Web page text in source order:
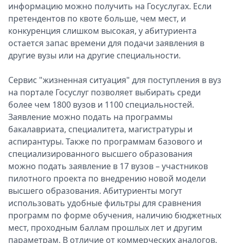
информацию можно получить на Госуслугах. Если
претендентов по квоте больше, чем мест, и
конкуренция слишком высокая, у абитуриента
остается запас времени для подачи заявления в
другие вузы или на другие специальности.
Сервис "жизненная ситуация" для поступления в вуз
на портале Госуслуг позволяет выбирать среди
более чем 1800 вузов и 1100 специальностей.
Заявление можно подать на программы
бакалавриата, специалитета, магистратуры и
аспирантуры. Также по программам базового и
специализированного высшего образования
можно подать заявление в 17 вузов – участников
пилотного проекта по внедрению новой модели
высшего образования. Абитуриенты могут
использовать удобные фильтры для сравнения
программ по форме обучения, наличию бюджетных
мест, проходным баллам прошлых лет и другим
параметрам. В отличие от коммерческих аналогов,